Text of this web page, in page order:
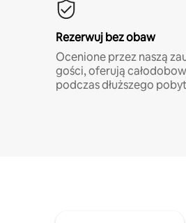
Rezerwuj bez obaw
Ocenione przez naszą
gości, oferują
podczas dłuższego